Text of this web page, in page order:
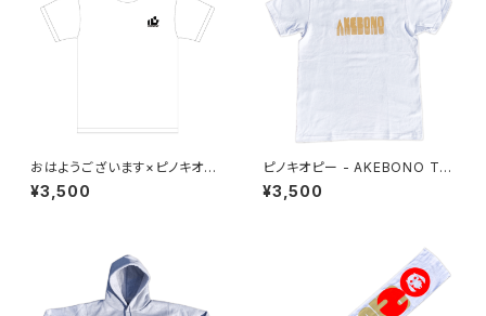
おはようございます×ピノキオピ
ー×あらいやかしこ「心」Tシャツ
（ホワイト）
¥3,500
ピノキオピー - AKEBONO Tシ
ャツ（白）
¥3,500